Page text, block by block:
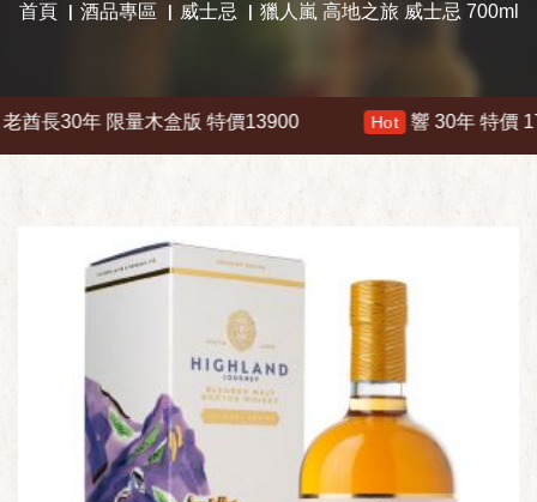
首頁 酒品專區 威士忌 獵人嵐 高地之旅 威士忌 700ml
長30年 限量木盒版 特價13900 響 30年 特價